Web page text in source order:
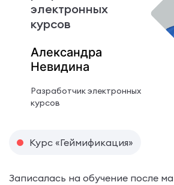
электронных
курсов
Александра
Невидина
Разработчик электронных
курсов
Курс «Геймификация»
Записалась на обучение после